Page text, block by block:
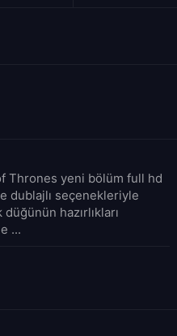
Thrones yeni bölüm full hd
dublajlı seçenekleriyle
hazırlıkları
...